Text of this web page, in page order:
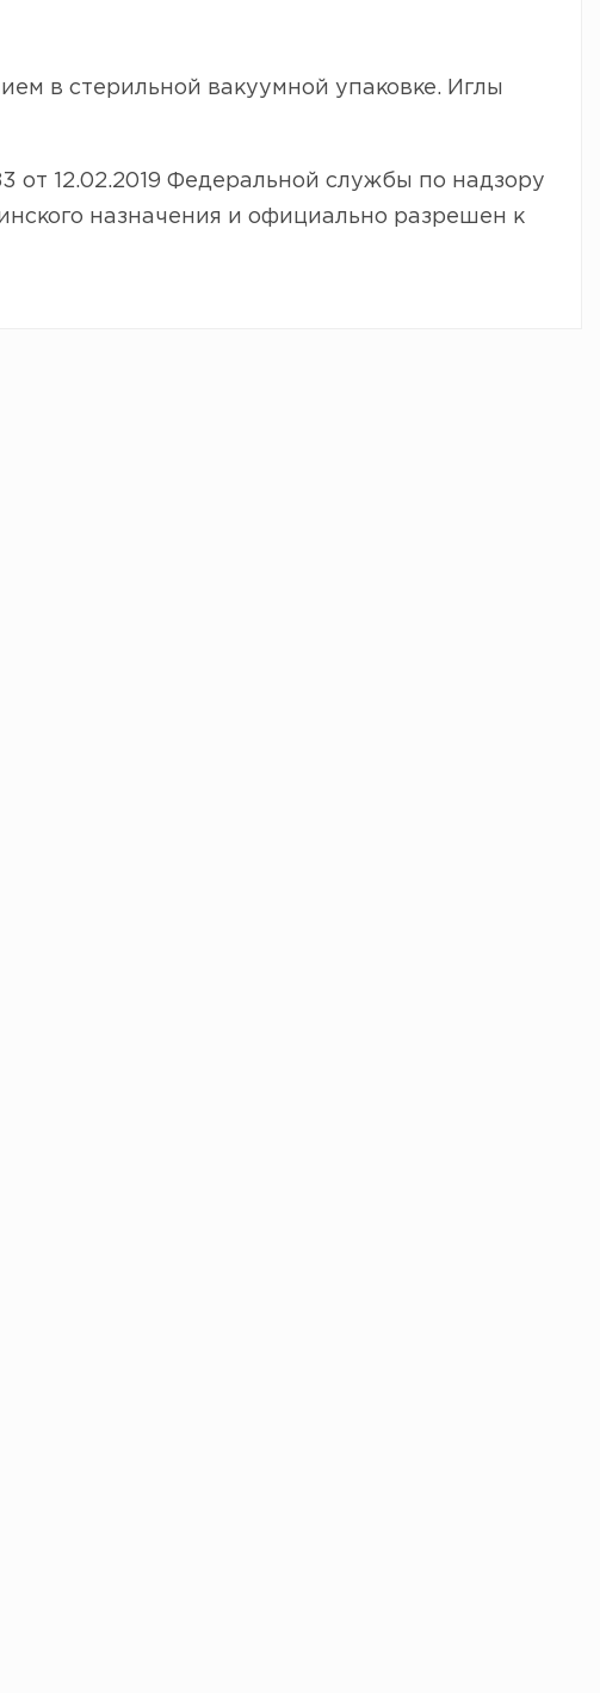
в стерильной вакуумной упаковке. Иглы
от 12.02.2019 Федеральной службы по надзору
назначения и официально разрешен к